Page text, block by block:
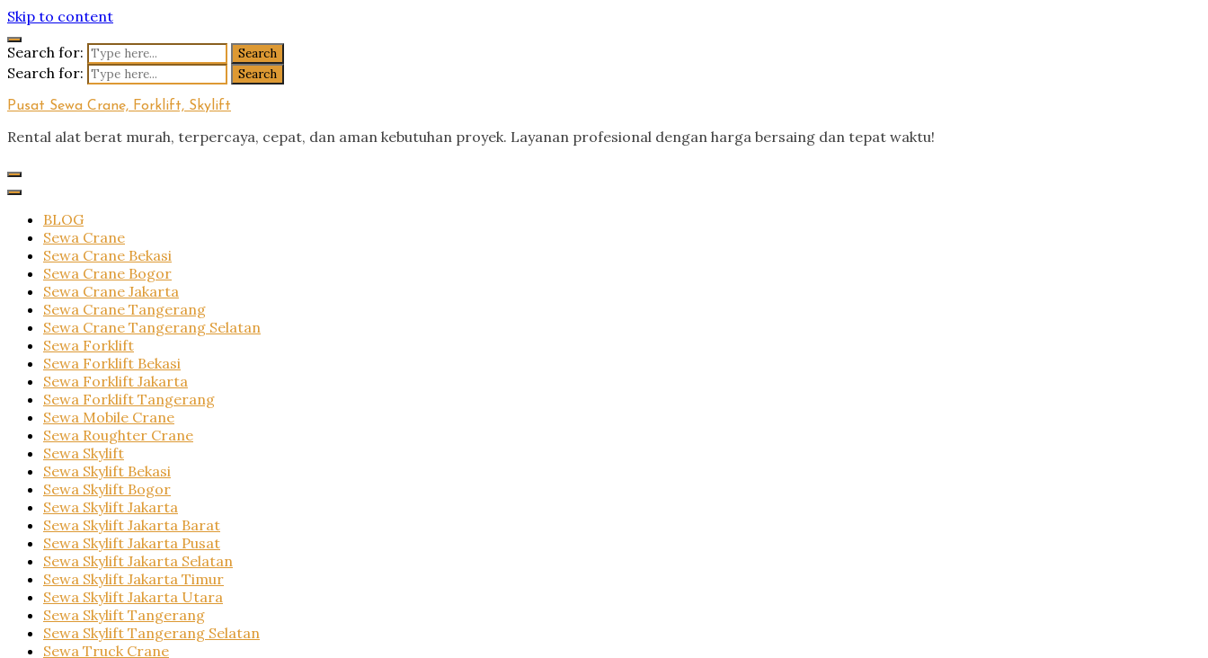
Skip to content
Search for:
Search for:
Pusat Sewa Crane, Forklift, Skylift
Rental alat berat murah, terpercaya, cepat, dan aman kebutuhan proyek. Layanan profesional dengan harga bersaing dan tepat waktu!
BLOG
Sewa Crane
Sewa Crane Bekasi
Sewa Crane Bogor
Sewa Crane Jakarta
Sewa Crane Tangerang
Sewa Crane Tangerang Selatan
Sewa Forklift
Sewa Forklift Bekasi
Sewa Forklift Jakarta
Sewa Forklift Tangerang
Sewa Mobile Crane
Sewa Roughter Crane
Sewa Skylift
Sewa Skylift Bekasi
Sewa Skylift Bogor
Sewa Skylift Jakarta
Sewa Skylift Jakarta Barat
Sewa Skylift Jakarta Pusat
Sewa Skylift Jakarta Selatan
Sewa Skylift Jakarta Timur
Sewa Skylift Jakarta Utara
Sewa Skylift Tangerang
Sewa Skylift Tangerang Selatan
Sewa Truck Crane